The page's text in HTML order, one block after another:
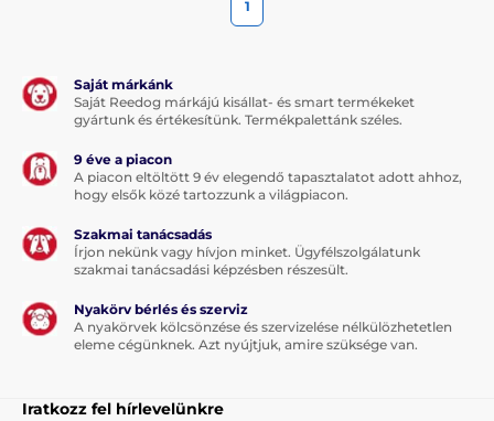
1
Saját márkánk
Saját Reedog márkájú kisállat- és smart termékeket
gyártunk és értékesítünk. Termékpalettánk széles.
9 éve a piacon
A piacon eltöltött 9 év elegendő tapasztalatot adott ahhoz,
hogy elsők közé tartozzunk a világpiacon.
Szakmai tanácsadás
Írjon nekünk vagy hívjon minket. Ügyfélszolgálatunk
szakmai tanácsadási képzésben részesült.
Nyakörv bérlés és szerviz
A nyakörvek kölcsönzése és szervizelése nélkülözhetetlen
eleme cégünknek. Azt nyújtjuk, amire szüksége van.
Iratkozz fel hírlevelünkre